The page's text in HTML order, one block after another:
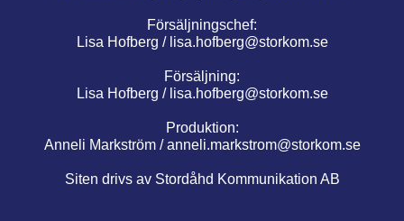
Försäljningschef:
Lisa Hofberg / lisa.hofberg@storkom.se
Försäljning:
Lisa Hofberg / lisa.hofberg@storkom.se
Produktion:
Anneli Markström /anneli.markstrom@storkom.se
Siten drivs av Stordåhd Kommunikation AB